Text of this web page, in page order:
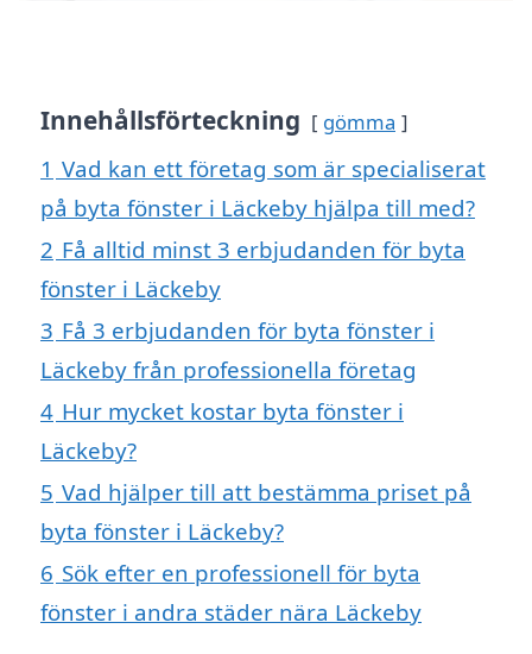
Innehållsförteckning gömma
1 Vad kan ett företag som är specialiserat
på byta fönster i Läckeby hjälpa till med?
2 Få alltid minst 3 erbjudanden för byta
fönster i Läckeby
3 Få 3 erbjudanden för byta fönster i
Läckeby från professionella företag
4 Hur mycket kostar byta fönster i
Läckeby?
5 Vad hjälper till att bestämma priset på
byta fönster i Läckeby?
6 Sök efter en professionell för byta
fönster i andra städer nära Läckeby